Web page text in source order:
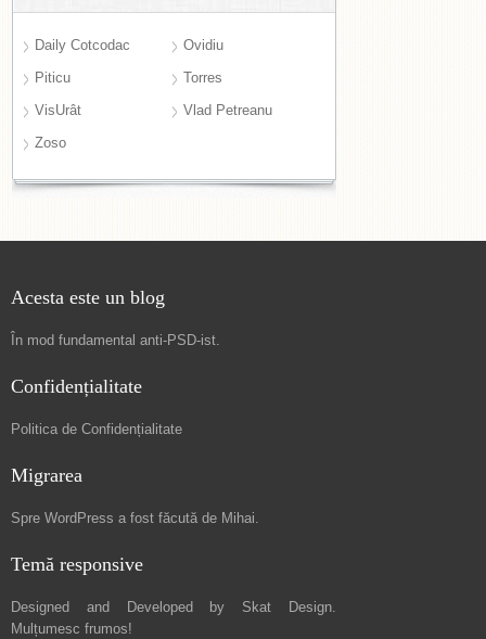
Daily Cotcodac
Ovidiu
Piticu
Torres
VisUrât
Vlad Petreanu
Zoso
Acesta este un blog
În mod fundamental anti-PSD-ist.
Confidențialitate
Politica de Confidențialitate
Migrarea
Spre WordPress a fost făcută de Mihai.
Temă responsive
Designed and Developed by Skat Design.
Mulțumesc frumos!